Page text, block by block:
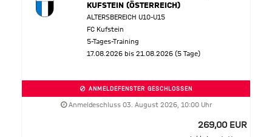
KUFSTEIN (ÖSTERREICH)
ALTERSBEREICH U10-U15
FC Kufstein
5-Tages-Training
17.08.2026 bis 21.08.2026 (5 Tage)
ANMELDEFENSTER GESCHLOSSEN
Anmeldeschluss 03. August 2026, 10:00 Uhr
269,00 EUR